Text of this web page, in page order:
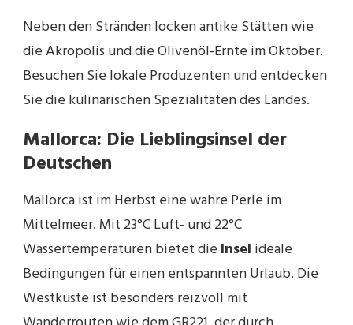
Neben den Stränden locken antike Stätten wie
die Akropolis und die Olivenöl-Ernte im Oktober.
Besuchen Sie lokale Produzenten und entdecken
Sie die kulinarischen Spezialitäten des Landes.
Mallorca: Die Lieblingsinsel der
Deutschen
Mallorca ist im Herbst eine wahre Perle im
Mittelmeer. Mit 23°C Luft- und 22°C
Wassertemperaturen bietet die Insel ideale
Bedingungen für einen entspannten Urlaub. Die
Westküste ist besonders reizvoll mit